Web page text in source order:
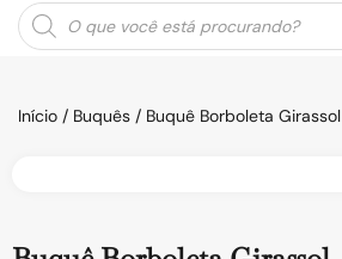
Início / Buquês / Buquê Borboleta Girassol